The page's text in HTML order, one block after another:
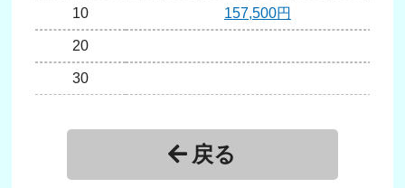
10 157,500円
20
30
戻る